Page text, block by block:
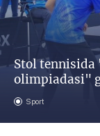
Stol tennisida
olimpiadasi"
Sport